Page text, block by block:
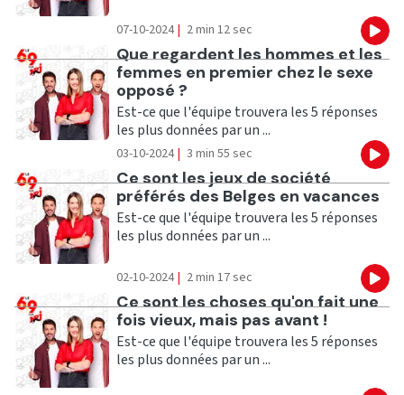
07-10-2024 | 2 min 12 sec
Ecouter
Que regardent les hommes et les
femmes en premier chez le sexe
opposé ?
Est-ce que l'équipe trouvera les 5 réponses
les plus données par un ...
03-10-2024 | 3 min 55 sec
Ecouter
Ce sont les jeux de société
préférés des Belges en vacances
Est-ce que l'équipe trouvera les 5 réponses
les plus données par un ...
02-10-2024 | 2 min 17 sec
Ecouter
Ce sont les choses qu'on fait une
fois vieux, mais pas avant !
Est-ce que l'équipe trouvera les 5 réponses
les plus données par un ...